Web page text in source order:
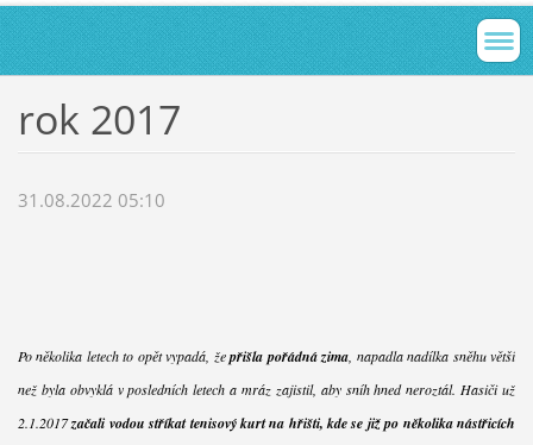
rok 2017
31.08.2022 05:10
Po několika letech to opět vypadá, žepřišla pořádná zima , napadla nadílka sněhu větší
než byla obvyklá v posledních letech a mráz zajistil, aby sníh hned neroztál. Hasiči už
2.1.2017začali vodou stříkat tenisový kurt na hřišti, kde se již po několika nástřicích